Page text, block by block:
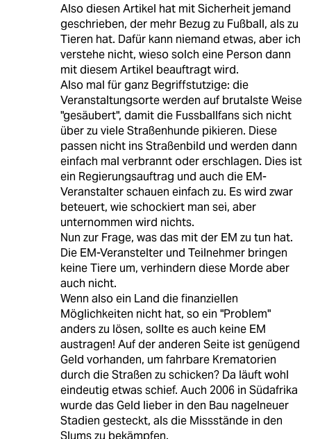
Also diesen Artikel hat mit Sicherheit jemand
geschrieben, der mehr Bezug zu Fußball, als zu
Tieren hat. Dafür kann niemand etwas, aber ich
verstehe nicht, wieso solch eine Person dann
mit diesem Artikel beauftragt wird.
Also mal für ganz Begriffstutzige: die
Veranstaltungsorte werden auf brutalste Weise
"gesäubert", damit die Fussballfans sich nicht
über zu viele Straßenhunde pikieren. Diese
passen nicht ins Straßenbild und werden dann
einfach mal verbrannt oder erschlagen. Dies ist
ein Regierungsauftrag und auch die EM-
Veranstalter schauen einfach zu. Es wird zwar
beteuert, wie schockiert man sei, aber
unternommen wird nichts.
Nun zur Frage, was das mit der EM zu tun hat.
Die EM-Veranstelter und Teilnehmer bringen
keine Tiere um, verhindern diese Morde aber
auch nicht.
Wenn also ein Land die finanziellen
Möglichkeiten nicht hat, so ein "Problem"
anders zu lösen, sollte es auch keine EM
austragen! Auf der anderen Seite ist genügend
Geld vorhanden, um fahrbare Krematorien
durch die Straßen zu schicken? Da läuft wohl
eindeutig etwas schief. Auch 2006 in Südafrika
wurde das Geld lieber in den Bau nagelneuer
Stadien gesteckt, als die Missstände in den
Slums zu bekämpfen.